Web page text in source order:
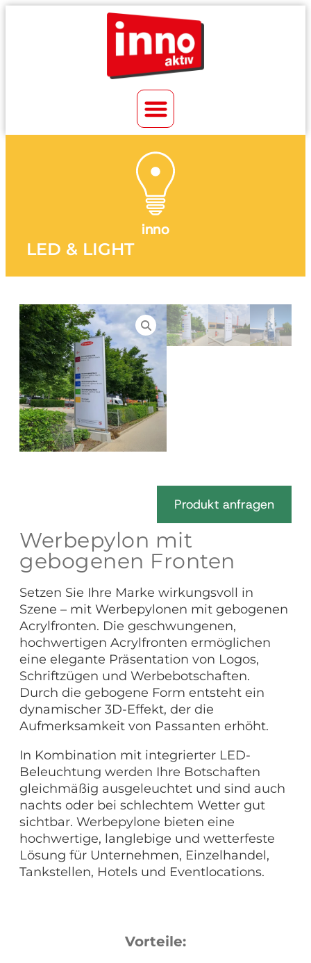
inno
LED & LIGHT
Produkt anfragen
Werbepylon mit
gebogenen Fronten
Setzen Sie Ihre Marke wirkungsvoll in
Szene – mit Werbepylonen mit gebogenen
Acrylfronten. Die geschwungenen,
hochwertigen Acrylfronten ermöglichen
eine elegante Präsentation von Logos,
Schriftzügen und Werbebotschaften.
Durch die gebogene Form entsteht ein
dynamischer 3D-Effekt, der die
Aufmerksamkeit von Passanten erhöht.
In Kombination mit integrierter LED-
Beleuchtung werden Ihre Botschaften
gleichmäßig ausgeleuchtet und sind auch
nachts oder bei schlechtem Wetter gut
sichtbar. Werbepylone bieten eine
hochwertige, langlebige und wetterfeste
Lösung für Unternehmen, Einzelhandel,
Tankstellen, Hotels und Eventlocations.
Vorteile: